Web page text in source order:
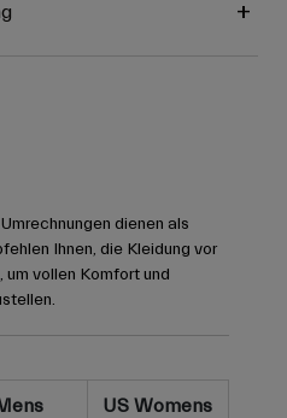
dienen als
Ihnen, die Kleidung vor
um vollen Komfort und
US Womens